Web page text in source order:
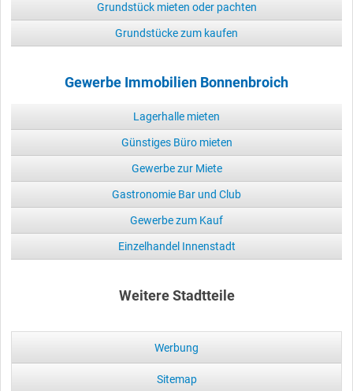
Grundstück mieten oder pachten
Grundstücke zum kaufen
Gewerbe Immobilien Bonnenbroich
Lagerhalle mieten
Günstiges Büro mieten
Gewerbe zur Miete
Gastronomie Bar und Club
Gewerbe zum Kauf
Einzelhandel Innenstadt
Weitere Stadtteile
Werbung
Sitemap